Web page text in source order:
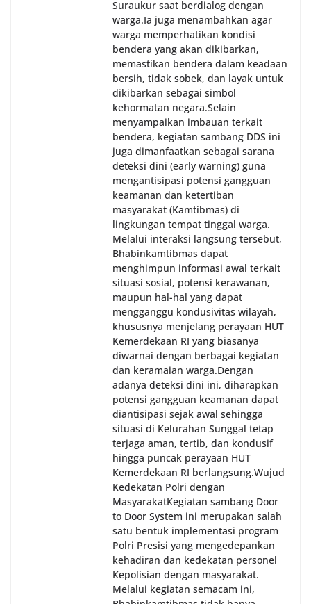
Suraukur saat berdialog dengan
warga.‎‎Ia juga menambahkan agar
warga memperhatikan kondisi
bendera yang akan dikibarkan,
memastikan bendera dalam keadaan
bersih, tidak sobek, dan layak untuk
dikibarkan sebagai simbol
kehormatan negara.‎‎‎Selain
menyampaikan imbauan terkait
bendera, kegiatan sambang DDS ini
juga dimanfaatkan sebagai sarana
deteksi dini (early warning) guna
mengantisipasi potensi gangguan
keamanan dan ketertiban
masyarakat (Kamtibmas) di
lingkungan tempat tinggal warga.
Melalui interaksi langsung tersebut,
Bhabinkamtibmas dapat
menghimpun informasi awal terkait
situasi sosial, potensi kerawanan,
maupun hal-hal yang dapat
mengganggu kondusivitas wilayah,
khususnya menjelang perayaan HUT
Kemerdekaan RI yang biasanya
diwarnai dengan berbagai kegiatan
dan keramaian warga.‎‎Dengan
adanya deteksi dini ini, diharapkan
potensi gangguan keamanan dapat
diantisipasi sejak awal sehingga
situasi di Kelurahan Sunggal tetap
terjaga aman, tertib, dan kondusif
hingga puncak perayaan HUT
Kemerdekaan RI berlangsung.‎‎Wujud
Kedekatan Polri dengan
Masyarakat‎Kegiatan sambang Door
to Door System ini merupakan salah
satu bentuk implementasi program
Polri Presisi yang mengedepankan
kehadiran dan kedekatan personel
Kepolisian dengan masyarakat.
Melalui kegiatan semacam ini,